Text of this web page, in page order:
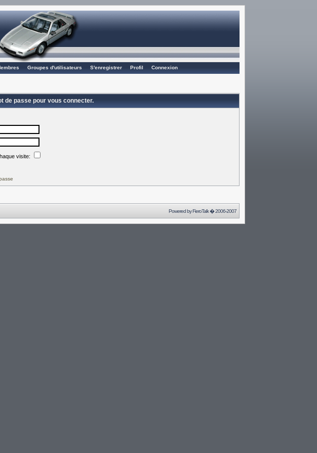
Groupes d'utilisateurs S'enregistrer Profil Connexion
de passe pour vous connecter.
visite:
Powered byFieroTalk� 2006-2007